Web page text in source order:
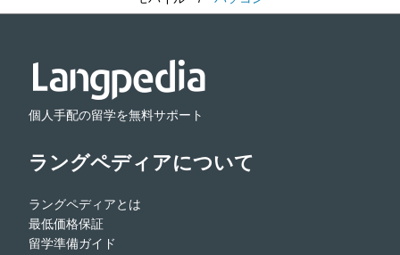
個人手配の留学を無料サポート
ラングペディアについて
ラングペディアとは
最低価格保証
留学準備ガイド